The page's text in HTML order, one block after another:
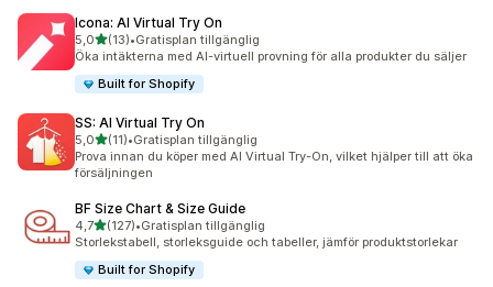
Icona: AI Virtual Try On
5,0av 5 stjärnor
(13)
13 recensioner totalt
•Gratisplan tillgänglig
Öka intäkterna med AI-virtuell provning för alla produkter du säljer
Built for Shopify
SS: AI Virtual Try On
5,0av 5 stjärnor
(11)
11 recensioner totalt
•Gratisplan tillgänglig
Prova innan du köper med AI Virtual Try-On, vilket hjälper till att öka
försäljningen
BF Size Chart & Size Guide
4,7av 5 stjärnor
(127)
127 recensioner totalt
•Gratisplan tillgänglig
Storlekstabell, storleksguide och tabeller, jämför produktstorlekar
Built for Shopify